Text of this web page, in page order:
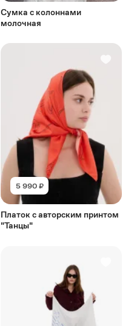
Сумка с колоннами
молочная
5 990 ₽
Платок с авторским принтом
"Танцы"